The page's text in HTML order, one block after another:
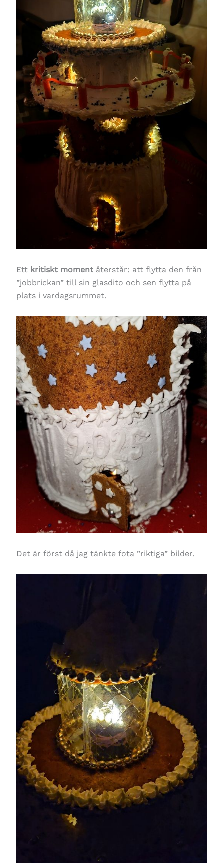
Ett kritiskt momentåterstår: att flytta den från
”jobbrickan” till sin glasdito och sen flytta på
plats i vardagsrummet.
Det är först då jag tänkte fota ”riktiga” bilder.